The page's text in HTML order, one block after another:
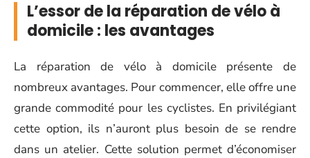
L’essor de la réparation de vélo à
domicile : les avantages
La réparation de vélo à domicile présente de
nombreux avantages. Pour commencer, elle offre une
grande commodité pour les cyclistes. En privilégiant
cette option, ils n’auront plus besoin de se rendre
dans un atelier. Cette solution permet d’économiser